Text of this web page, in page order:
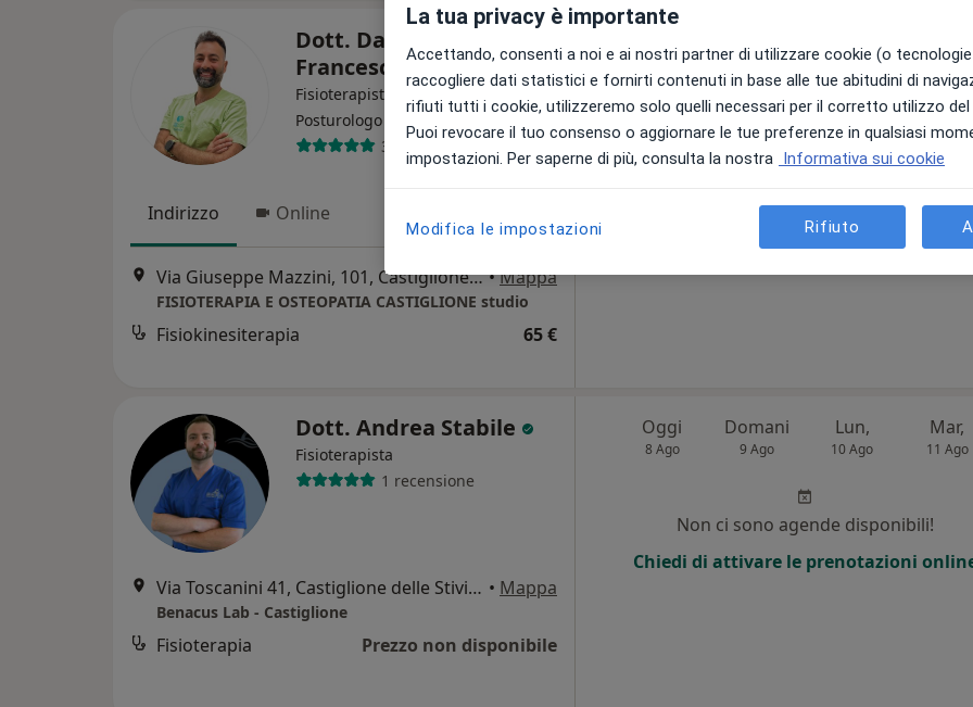
Dott. Davide De
Francesco
Fisioterapista, Osteopata,
Posturologo
Altro
34 recensioni
Indirizzo Online
Via Giuseppe Mazzini, 101, Castiglione delle Stiviere •Mappa
FISIOTERAPIA E OSTEOPATIA CASTIGLIONE studio
Fisiokinesiterapia 65 €
8 Ago 9 Ago 10 Ago 11 Ago
Non ci sono agende disponibili!
Chiedi di attivare le prenotazioni online
Dott. Andrea Stabile
Fisioterapista
1 recensione
Via Toscanini 41, Castiglione delle Stiviere • Mappa
Benacus Lab - Castiglione
Fisioterapia Prezzo non disponibile
Oggi
8 Ago
Domani
9 Ago
Lun,
10 Ago
Mar,
11 Ago
Non ci sono agende disponibili!
Chiedi di attivare le prenotazioni
La tua privacy è importante
Accettando, consenti a noi e ai nostri partner di utilizzare cookie (o
raccogliere dati statistici e fornirti contenuti in base alle tue abitudini di
rifiuti tutti i cookie, utilizzeremo solo quelli necessari per il corretto utilizzo
Puoi revocare il tuo consenso o aggiornare le tue preferenze in qualsiasi
impostazioni. Per saperne di più, consulta la nostra Informativa sui cookie
Modifica le impostazioni Rifiuto